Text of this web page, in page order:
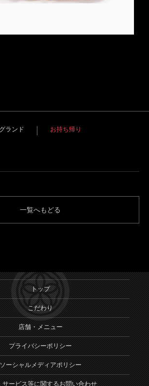
グランド お持ち帰り
一覧へもどる
トップ
こだわり
店舗・メニュー
プライバシーポリシー
ーシャルメディアポリシー
サービス等に関するお問い合わせ